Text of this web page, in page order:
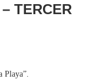
TERCER
Playa”.